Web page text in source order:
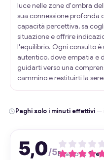
luce nelle zone d'ombra
sua connessione profonda
capacità percettiva, sa
situazione e offrire
l'equilibrio. Ogni consulto
autentico, dove empatia e
guidarti verso una
cammino e restituirti la
Paghi solo i minuti effettivi—
5,0/5Basato su1